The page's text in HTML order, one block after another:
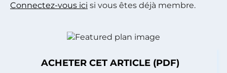
Connectez-vous ici si vous êtes déjà membre.
ACHETER CET ARTICLE (PDF)